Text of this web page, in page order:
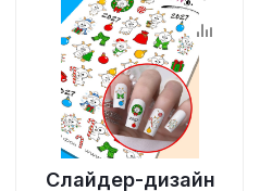
Слайдер-дизайн